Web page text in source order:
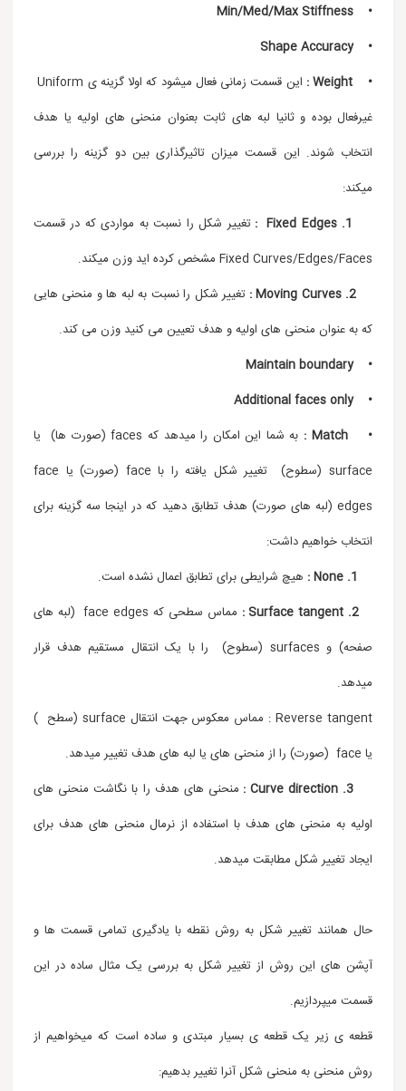
• Min/Med/Max Stiffness
• Shape Accuracy
• Weight :
این قسمت زمانی فعال میشود که اولا گزینه ی Uniform
غیرفعال بوده و ثانیا لبه های ثابت بعنوان منحنی های اولیه یا هدف
انتخاب شوند. این قسمت میزان تاثیرگذاری بین دو گزینه را بررسی
میکند:
تغییر شکل را نسبت به مواردی که در قسمت
Fixed Curves/Edges/Faces مشخص کرده اید وزن میکند.
تغییر شکل را نسبت به لبه ها و منحنی هایی
که به عنوان منحنی های اولیه و هدف تعیین می کنید وزن می کند.
• Maintain boundary
• Additional faces only
• Match :
به شما این امکان را میدهد که faces (صورت ها) یا
surface (سطوح) تغییر شکل یافته را با face (صورت) یا face
edges (لبه های صورت) هدف تطابق دهید که در اینجا سه گزینه برای
انتخاب خواهیم داشت:
هیچ شرایطی برای تطابق اعمال نشده است.
مماس سطحی که face edges (لبه های
صفحه) و surfaces (سطوح) را با یک انتقال مستقیم هدف قرار
میدهد.
Reverse tangent : مماس معکوس جهت انتقال surface (سطح )
یا face (صورت) را از منحنی های یا لبه های هدف تغییر میدهد.
منحنی های هدف را با نگاشت منحنی های
اولیه به منحنی های هدف با استفاده از نرمال منحنی های هدف برای
ایجاد تغییر شکل مطابقت میدهد.
حال همانند تغییر شکل به روش نقطه با یادگیری تمامی قسمت ها و
آپشن های این روش از تغییر شکل به بررسی یک مثال ساده در این
قسمت میپردازیم.
قطعه ی زیر یک قطعه ی بسیار مبتدی و ساده است که میخواهیم از
روش منحنی به منحنی شکل آنرا تغییر بدهیم: